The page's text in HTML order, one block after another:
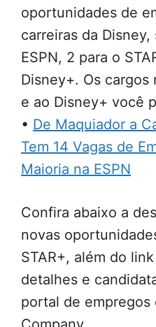
oportunidades de
carreiras da Disney,
ESPN, 2 para o
Disney+. Os cargos
e ao Disney+ você
• De Maquiador a
Tem 14 Vagas de
Maioria na ESPN
Confira abaixo a
novas
STAR+, além do
detalhes e
portal de empregos